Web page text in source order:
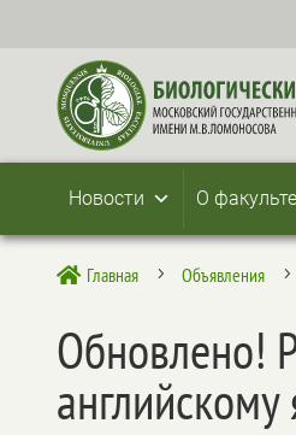
Новости О
 Главная 5 Объявления 5
Обновлено!